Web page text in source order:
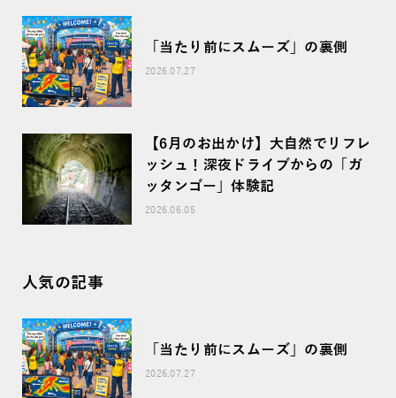
「当たり前にスムーズ」の裏側
2026.07.27
【6月のお出かけ】大自然でリフレ
ッシュ！深夜ドライブからの「ガ
ッタンゴー」体験記
2026.06.05
人気の記事
「当たり前にスムーズ」の裏側
2026.07.27